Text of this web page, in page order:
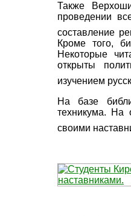
Также
проведении
составление
Кроме того,
Некоторые
открыты
изучением
На базе
техникума. На
своими